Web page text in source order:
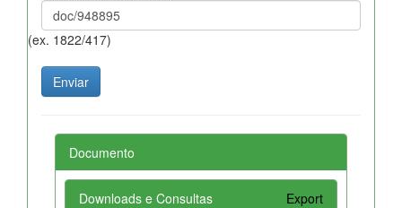
(ex. 1822/417)
Documento
Downloads e Consultas Export